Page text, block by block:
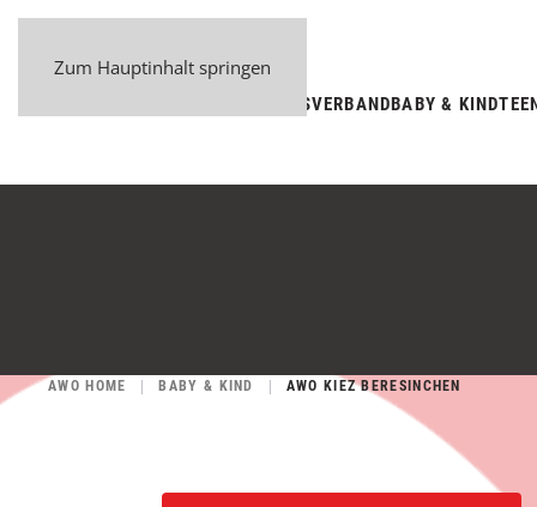
Zum Hauptinhalt springen
BEZIRKSVERBANDBABY & KIND
AWO HOME BABY & KIND AWO KIEZ BERESINCHEN